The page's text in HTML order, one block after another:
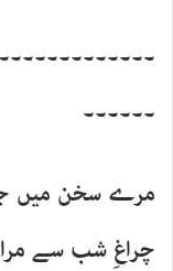
۔۔۔۔۔۔
مرے سخن میں
چراغِ شب سے مرا